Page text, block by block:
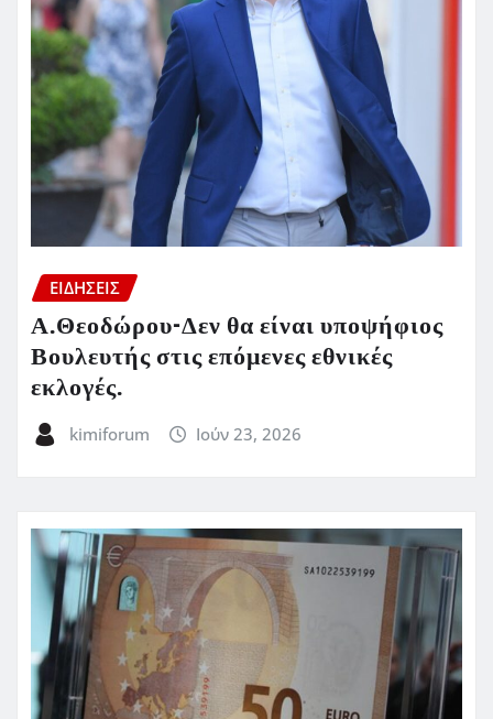
ΕΙΔΗΣΕΙΣ
Α.Θεοδώρου-Δεν θα είναι υποψήφιος
Βουλευτής στις επόμενες εθνικές
εκλογές.
kimiforum Ιούν 23, 2026